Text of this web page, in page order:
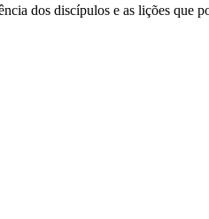
dos discípulos e as lições que